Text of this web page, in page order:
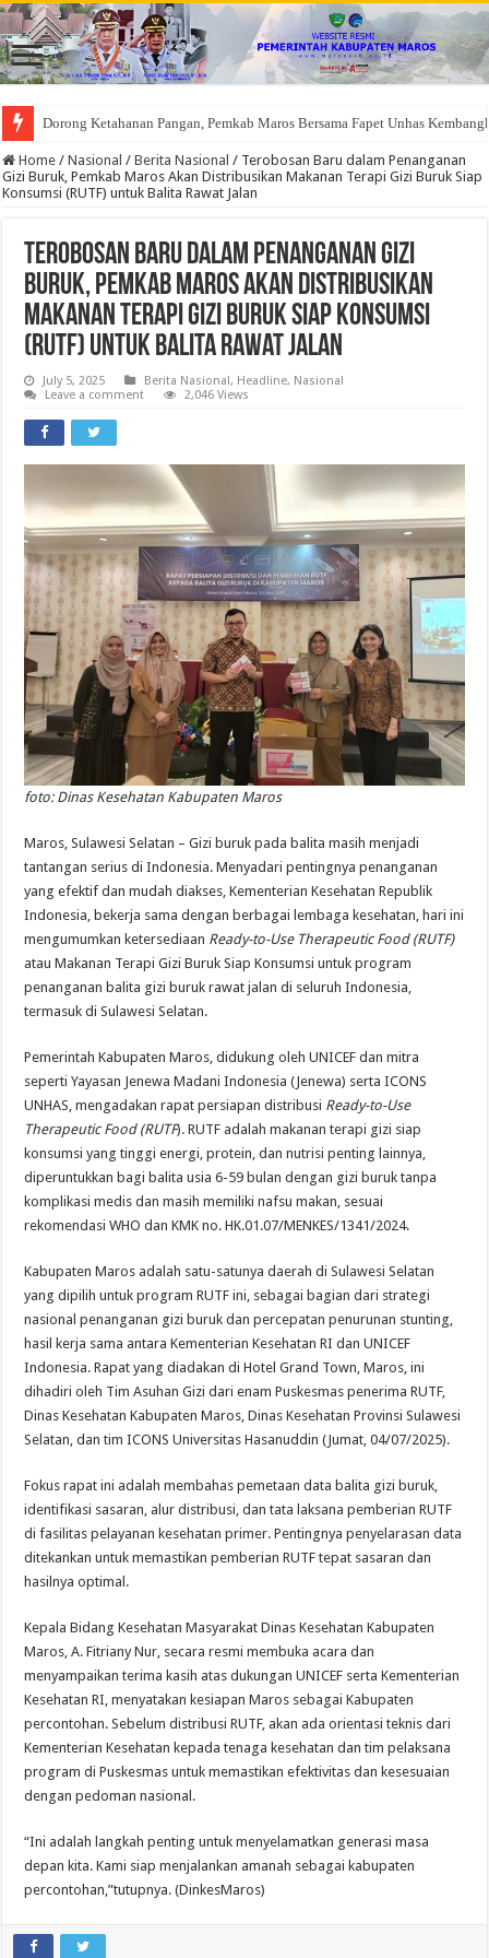
Dorong Ketahanan Pangan, Pemkab Maros Bersama Fapet Unhas
Home / Nasional / Berita Nasional / Terobosan Baru dalam Penanganan
Gizi Buruk, Pemkab Maros Akan Distribusikan Makanan Terapi Gizi Buruk Siap
Konsumsi (RUTF) untuk Balita Rawat Jalan
Terobosan Baru dalam Penanganan Gizi
Buruk, Pemkab Maros Akan Distribusikan
Makanan Terapi Gizi Buruk Siap Konsumsi
(RUTF) untuk Balita Rawat Jalan
July 5, 2025 Berita Nasional, Headline, Nasional
Leave a comment
2,046 Views
foto: Dinas Kesehatan Kabupaten Maros
Maros, Sulawesi Selatan – Gizi buruk pada balita masih menjadi
tantangan serius di Indonesia. Menyadari pentingnya penanganan
yang efektif dan mudah diakses, Kementerian Kesehatan Republik
Indonesia, bekerja sama dengan berbagai lembaga kesehatan, hari ini
mengumumkan ketersediaan Ready-to-Use Therapeutic Food (RUTF)
atau Makanan Terapi Gizi Buruk Siap Konsumsi untuk program
penanganan balita gizi buruk rawat jalan di seluruh Indonesia,
termasuk di Sulawesi Selatan.
Pemerintah Kabupaten Maros, didukung oleh UNICEF dan mitra
seperti Yayasan Jenewa Madani Indonesia (Jenewa) serta ICONS
UNHAS, mengadakan rapat persiapan distribusi Ready-to-Use
Therapeutic Food (RUTF). RUTF adalah makanan terapi gizi siap
konsumsi yang tinggi energi, protein, dan nutrisi penting lainnya,
diperuntukkan bagi balita usia 6-59 bulan dengan gizi buruk tanpa
komplikasi medis dan masih memiliki nafsu makan, sesuai
rekomendasi WHO dan KMK no. HK.01.07/MENKES/1341/2024.
Kabupaten Maros adalah satu-satunya daerah di Sulawesi Selatan
yang dipilih untuk program RUTF ini, sebagai bagian dari strategi
nasional penanganan gizi buruk dan percepatan penurunan stunting,
hasil kerja sama antara Kementerian Kesehatan RI dan UNICEF
Indonesia. Rapat yang diadakan di Hotel Grand Town, Maros, ini
dihadiri oleh Tim Asuhan Gizi dari enam Puskesmas penerima RUTF,
Dinas Kesehatan Kabupaten Maros, Dinas Kesehatan Provinsi Sulawesi
Selatan, dan tim ICONS Universitas Hasanuddin (Jumat, 04/07/2025).
Fokus rapat ini adalah membahas pemetaan data balita gizi buruk,
identifikasi sasaran, alur distribusi, dan tata laksana pemberian RUTF
di fasilitas pelayanan kesehatan primer. Pentingnya penyelarasan data
ditekankan untuk memastikan pemberian RUTF tepat sasaran dan
hasilnya optimal.
Kepala Bidang Kesehatan Masyarakat Dinas Kesehatan Kabupaten
Maros, A. Fitriany Nur, secara resmi membuka acara dan
menyampaikan terima kasih atas dukungan UNICEF serta Kementerian
Kesehatan RI, menyatakan kesiapan Maros sebagai Kabupaten
percontohan. Sebelum distribusi RUTF, akan ada orientasi teknis dari
Kementerian Kesehatan kepada tenaga kesehatan dan tim pelaksana
program di Puskesmas untuk memastikan efektivitas dan kesesuaian
dengan pedoman nasional.
“Ini adalah langkah penting untuk menyelamatkan generasi masa
depan kita. Kami siap menjalankan amanah sebagai kabupaten
percontohan,”tutupnya. (DinkesMaros)